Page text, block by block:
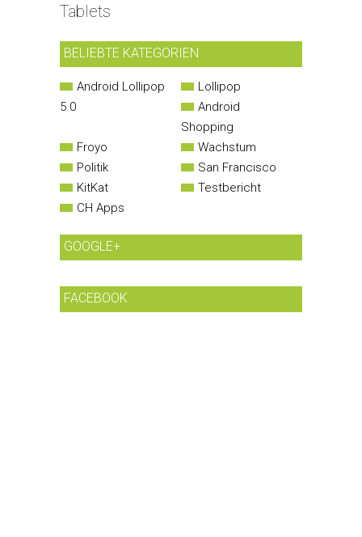
Tablets
BELIEBTE KATEGORIEN
Android Lollipop
5.0
Lollipop
Android
Shopping
Froyo
Wachstum
Politik
San Francisco
KitKat
Testbericht
CH Apps
GOOGLE+
FACEBOOK